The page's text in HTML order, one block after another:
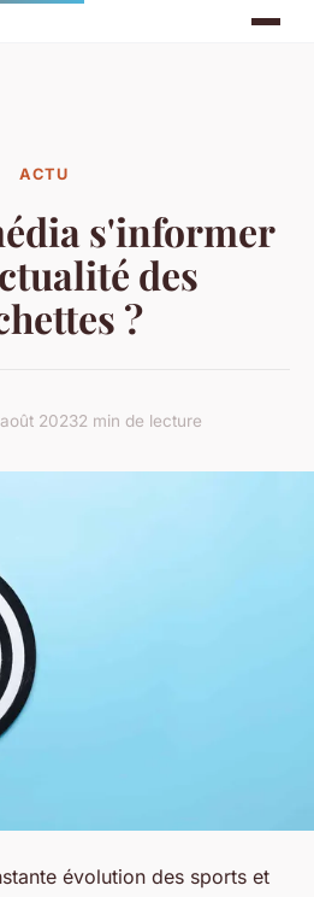
ACTU
s'informer
des
?
20232 min de lecture
évolution des sports et